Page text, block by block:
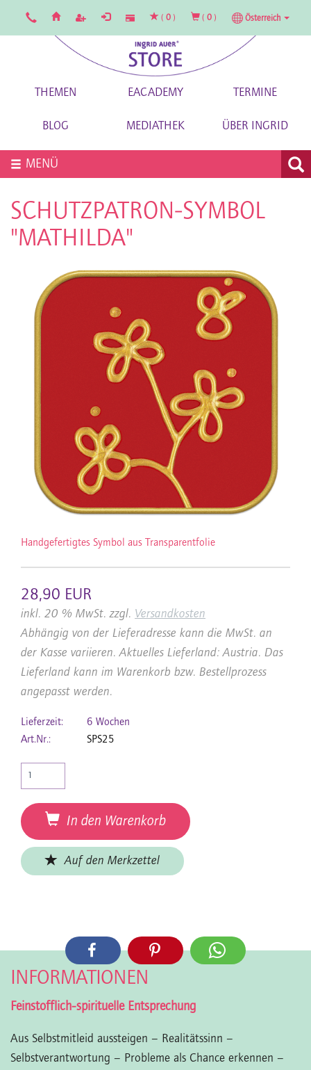
( 0 ) ( 0 ) Österreich
THEMEN EACADEMY TERMINE
BLOG MEDIATHEK ÜBER INGRID
MENÜ
SCHUTZPATRON-SYMBOL
"MATHILDA"
Handgefertigtes Symbol aus Transparentfolie
28,90 EUR
inkl. 20 % MwSt. zzgl. Versandkosten
Abhängig von der Lieferadresse kann die MwSt. an
der Kasse variieren. Aktuelles Lieferland: Austria. Das
Lieferland kann im Warenkorb bzw. Bestellprozess
angepasst werden.
Lieferzeit:
6 Wochen
Art.Nr.:
SPS25
In den Warenkorb
Auf den Merkzettel
INFORMATIONEN
Feinstofflich-spirituelle Entsprechung
Aus Selbstmitleid aussteigen – Realitätssinn –
Selbstverantwortung – Probleme als Chance erkennen –